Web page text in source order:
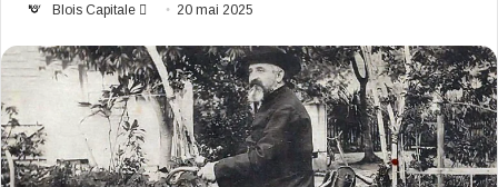
Blois Capitale
Envoyer
courriel
20 mai 2025